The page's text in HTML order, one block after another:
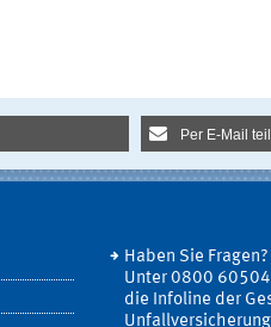
Per E-Mail
Haben Sie Fragen?
Unter 0800
die Infoline der
Unfallversicherung